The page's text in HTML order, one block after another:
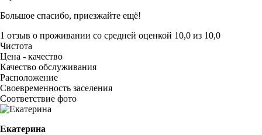
Большое спасибо, приезжайте ещё!
1 отзыв о проживании со средней оценкой 10,0 из 10,0
Чистота
Цена - качество
Качество обслуживания
Расположение
Своевременность заселения
Соответствие фото
Екатерина